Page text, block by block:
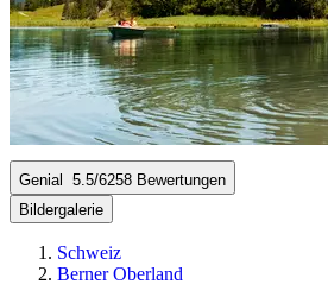
Genial 5.5/6258 Bewertungen
Bildergalerie
Schweiz
Berner Oberland